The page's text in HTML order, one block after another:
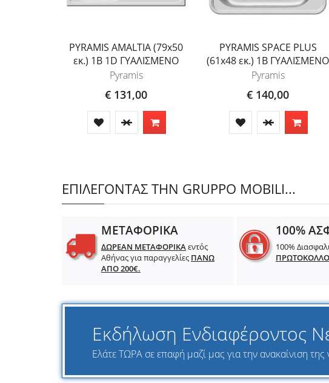
PYRAMIS AMALTIA (79x50
εκ.) 1B 1D ΓΥΑΛΙΣΜΕΝΟ
Pyramis
€ 131,00
PYRAMIS SPACE PLUS
(61x48 εκ.) 1B ΓΥΑΛΙΣΜΕΝΟ
Pyramis
€ 140,00
ΕΠΙΛΕΓΟΝΤΑΣ ΤΗΝ GRUPPO MOBILI...
ΜΕΤΑΦΟΡΙΚΑ
ΔΩΡΕΑΝ ΜΕΤΑΦΟΡΙΚΑεντός
Αθήνας για παραγγελίες ΠΑΝΩ
ΑΠΟ 200€.
100%
100%
Εκδήλωση Ενδιαφέροντος
Ελάτε ΤΩΡΑ σε επαφή μαζί μας για την ανακαίνιση της